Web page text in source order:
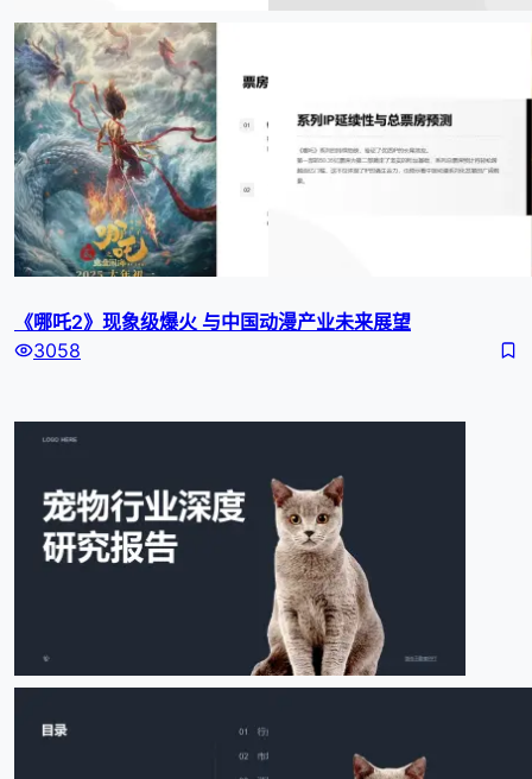
《哪吒2》现象级爆火 与中国动漫产业未来展望
3058